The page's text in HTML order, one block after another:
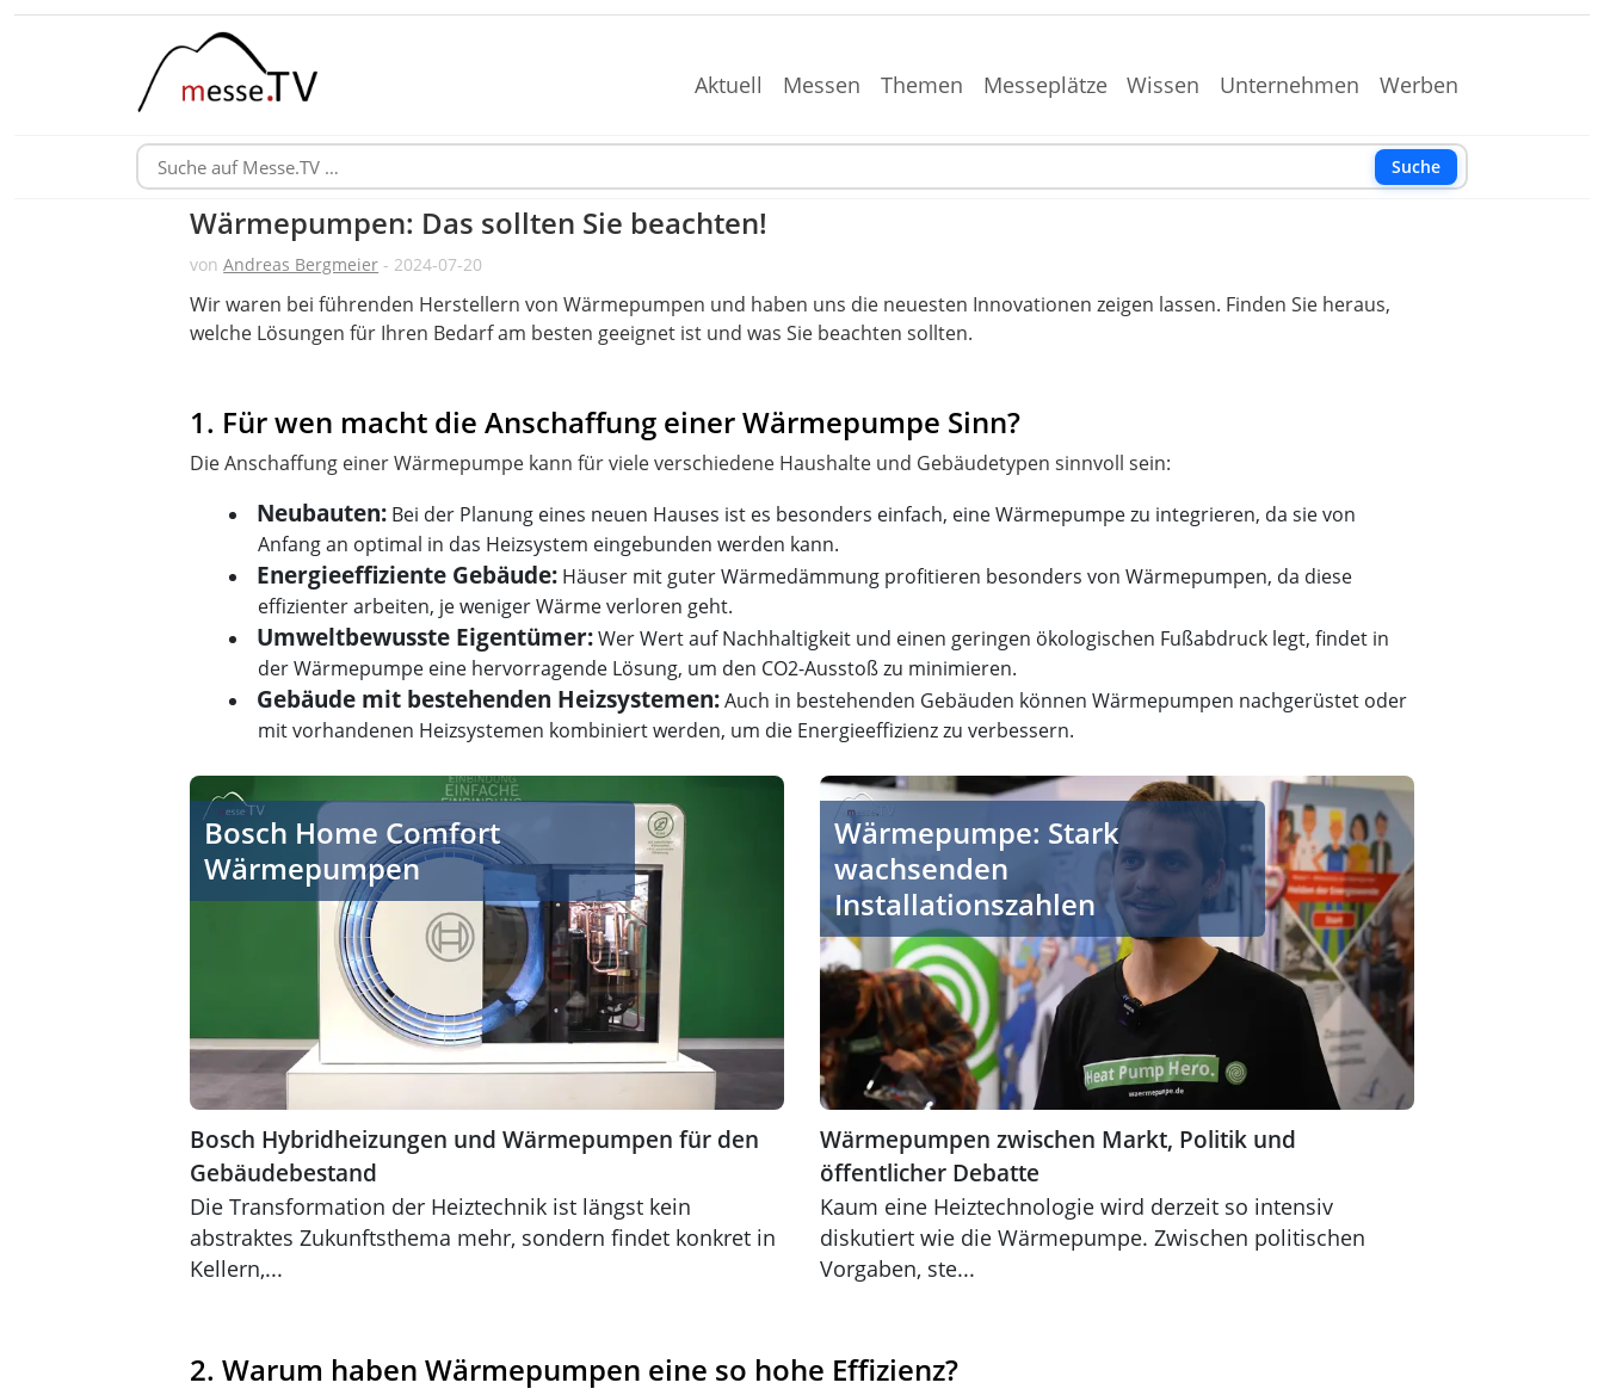
Aktuell Messen Themen Messeplätze Wissen Unternehmen Werben
Suche
Wärmepumpen: Das sollten Sie beachten!
vonAndreas Bergmeier - 2024-07-20
Wir waren bei führenden Herstellern von Wärmepumpen und haben uns die neuesten Innovationen zeigen lassen. Finden Sie heraus,
welche Lösungen für Ihren Bedarf am besten geeignet ist und was Sie beachten sollten.
1. Für wen macht die Anschaffung einer Wärmepumpe Sinn?
Neubauten:Bei der Planung eines neuen Hauses ist es besonders einfach, eine Wärmepumpe zu integrieren, da sie von
Anfang an optimal in das Heizsystem eingebunden werden kann.
Energieeffiziente Gebäude:Häuser mit guter Wärmedämmung profitieren besonders von Wärmepumpen, da diese
effizienter arbeiten, je weniger Wärme verloren geht.
Umweltbewusste Eigentümer:Wer Wert auf Nachhaltigkeit und einen geringen ökologischen Fußabdruck legt, findet in
der Wärmepumpe eine hervorragende Lösung, um den CO2-Ausstoß zu minimieren.
Gebäude mit bestehenden Heizsystemen:Auch in bestehenden Gebäuden können Wärmepumpen nachgerüstet oder
mit vorhandenen Heizsystemen kombiniert werden, um die Energieeffizienz zu verbessern.
Bosch Hybridheizungen und Wärmepumpen für den Gebäudebestand
Bosch Home Comfort
Wärmepumpen
Bosch Hybridheizungen und Wärmepumpen für den
Gebäudebestand
Die Transformation der Heiztechnik ist längst kein
abstraktes Zukunftsthema mehr, sondern findet konkret in
Kellern,...
Wärmepumpen zwischen Markt, Politik und öffentlicher Debatte
Wärmepumpe: Stark
wachsenden
Installationszahlen
Wärmepumpen zwischen Markt, Politik und
öffentlicher Debatte
Kaum eine Heiztechnologie wird derzeit so intensiv
diskutiert wie die Wärmepumpe. Zwischen politischen
Vorgaben, ste...
2. Warum haben Wärmepumpen eine so hohe Effizienz?